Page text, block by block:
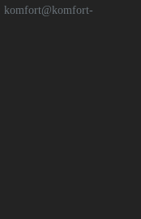
komfort@komfort-